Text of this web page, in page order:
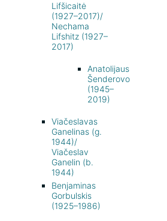
Lifšicaitė
(1927–2017)/
Nechama
Lifshitz (1927–
2017)
Anatolijaus
Šenderovo
(1945–
2019)
Viačeslavas
Ganelinas (g.
1944)/
Viačeslav
Ganelin (b.
1944)
Benjaminas
Gorbulskis
(1925–1986)